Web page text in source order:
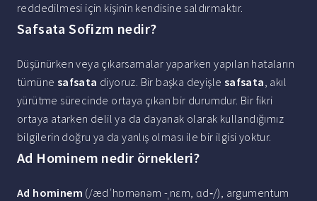
reddedilmesi için kişinin kendisine saldırmaktır.
Safsata Sofizm nedir?
Düşünürken veya çıkarsamalar yaparken yapılan hataların
tümüne safsata diyoruz. Bir başka deyişle safsata, akıl
yürütme sürecinde ortaya çıkan bir durumdur. Bir fikri
ortaya atarken delil ya da dayanak olarak kullandığımız
bilgilerin doğru ya da yanlış olması ile bir ilgisi yoktur.
Ad Hominem nedir örnekleri?
Ad hominem (/æd ˈhɒmənəm -ˌnɛm, ɑd‐/), argumentum